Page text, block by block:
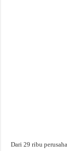
Dari 29 ribu